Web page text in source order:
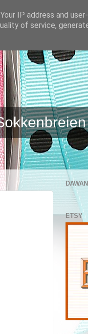
ETSY
IP address and
of service,